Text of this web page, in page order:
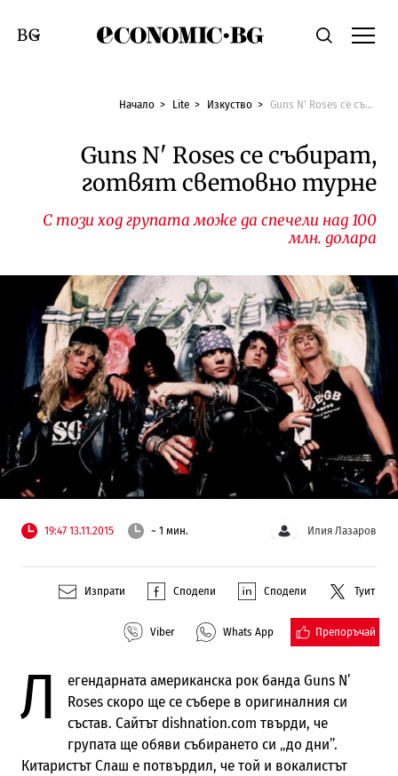
Economic.bgТърсене
Смяна на език
Начало Lite Изкуство Guns N' Roses се събират, готвят световно турне
Guns N' Roses се събират,
готвят световно турне
С този ход групата може да спечели над 100
млн. долара
19:47 13.11.2015 ~ 1 мин. Илия Лазаров
Изпрати Сподели Сподели Туит
Viber Whats App Препоръчай
Л
егендарната американска рок банда Guns N’
Roses скоро ще се събере в оригиналния си
състав. Сайтът dishnation.com твърди, че
групата ще обяви събирането си „до дни”.
Китаристът Слаш е потвърдил, че той и вокалистът